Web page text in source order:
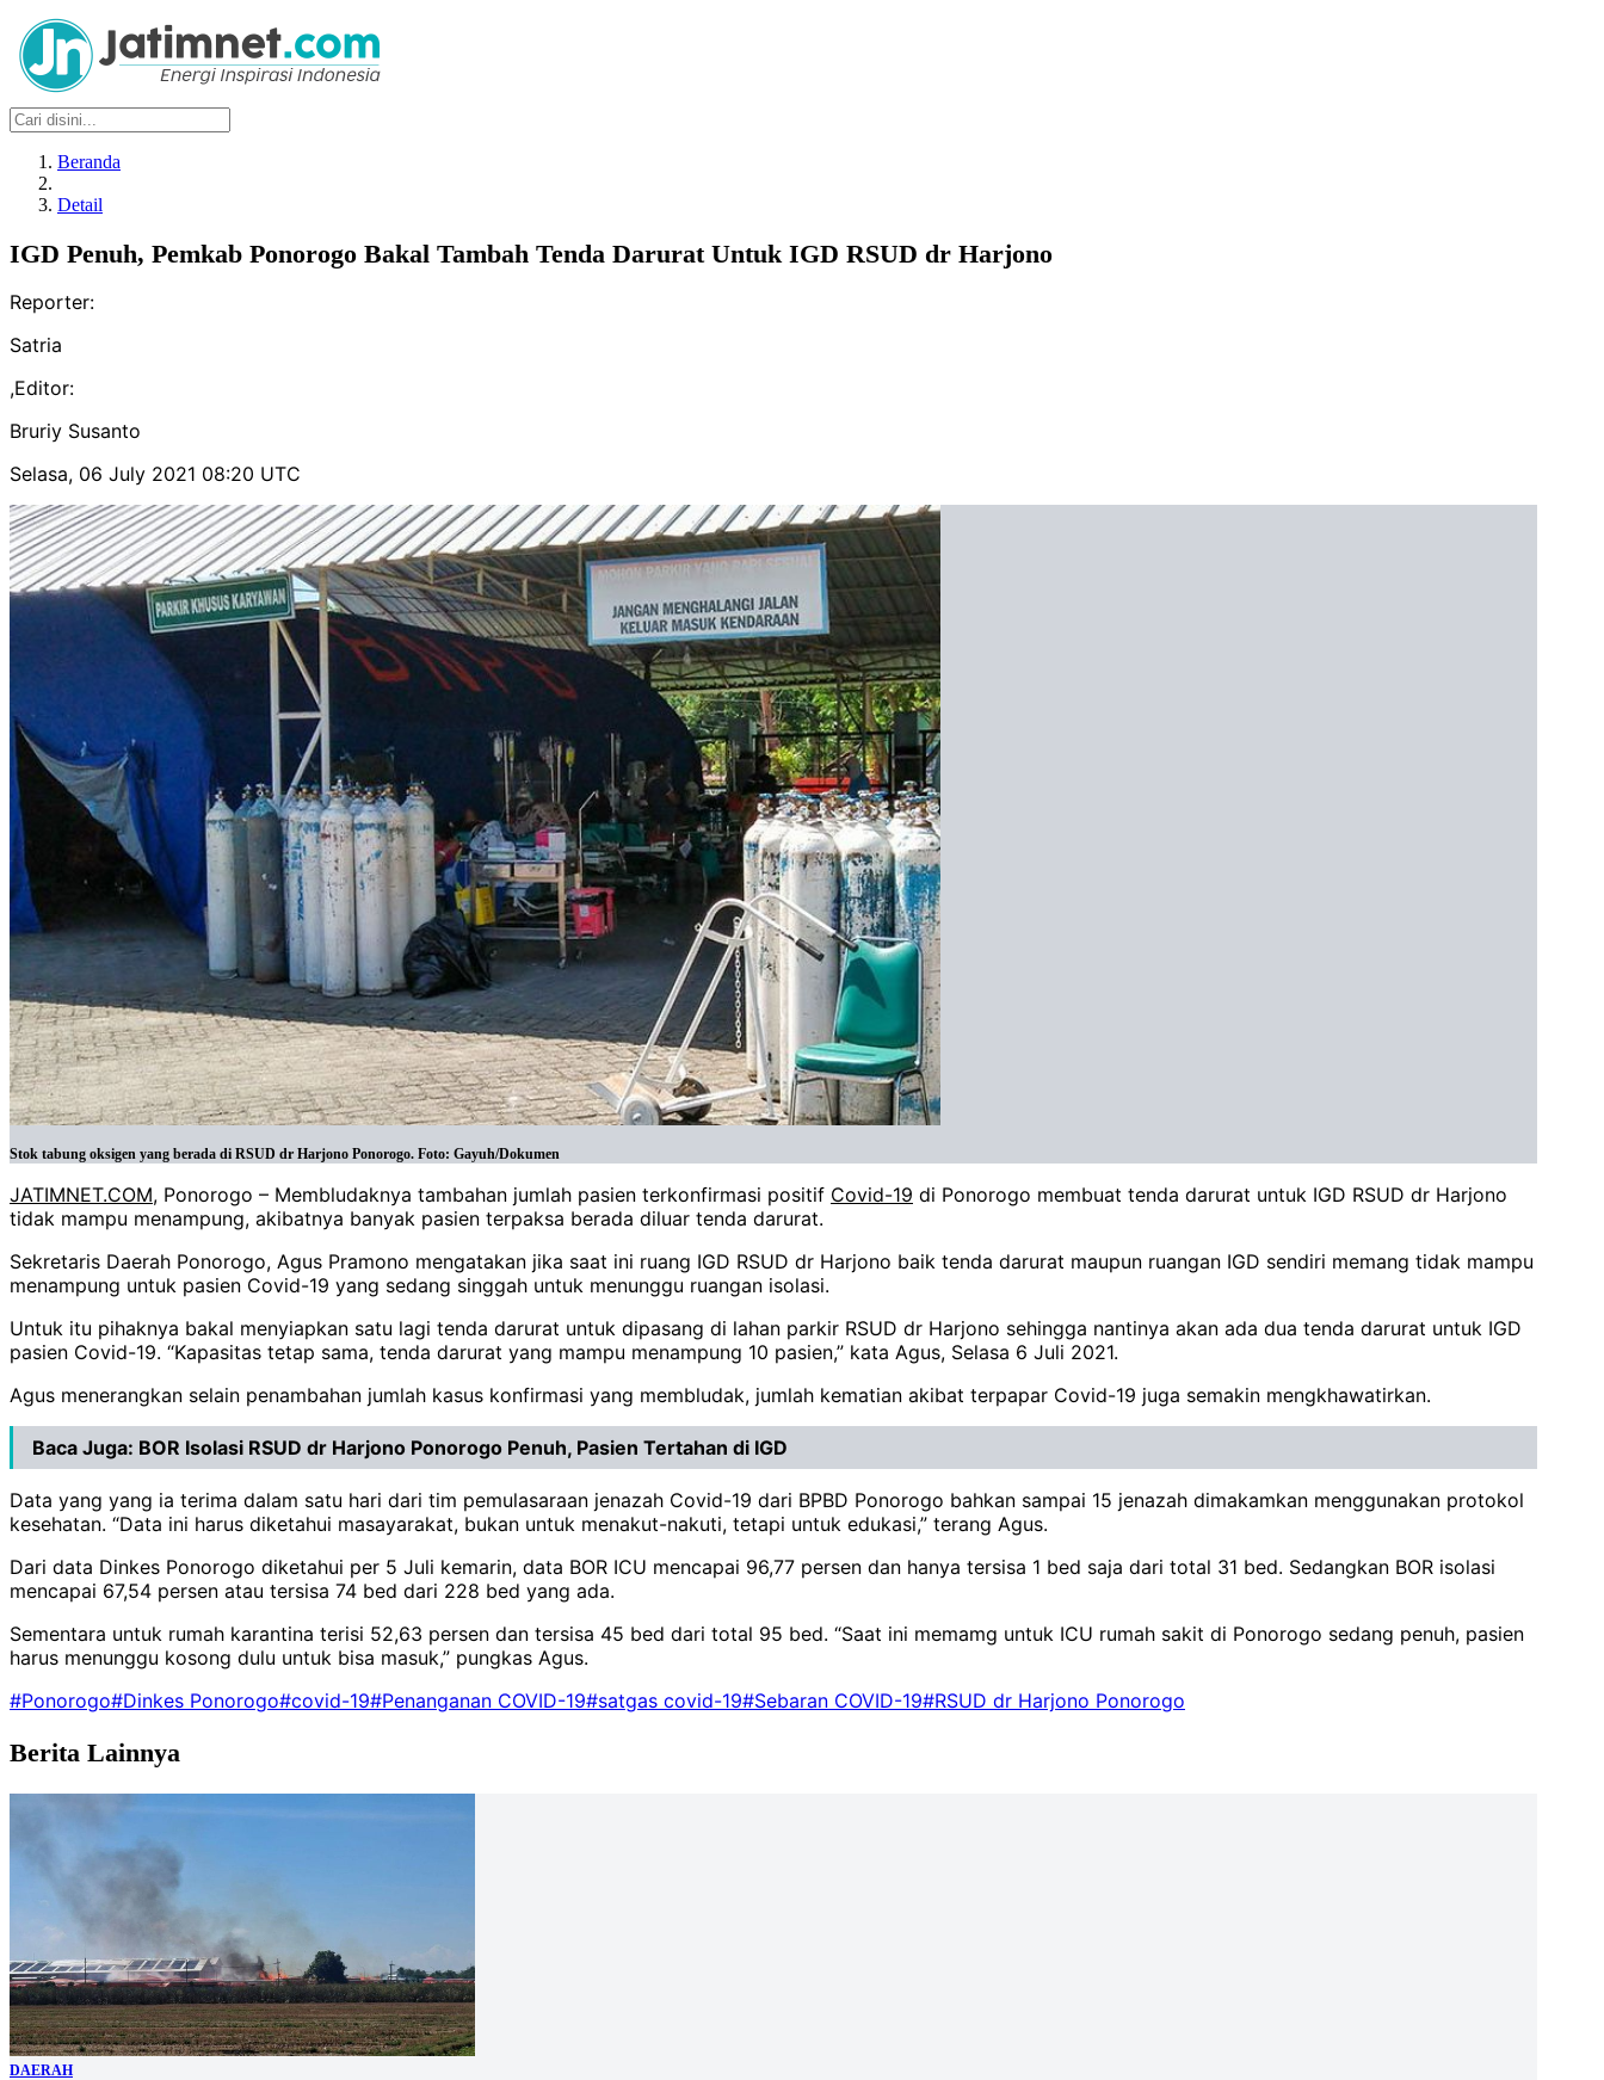
Beranda
Detail
IGD Penuh, Pemkab Ponorogo Bakal Tambah Tenda Darurat Untuk IGD RSUD dr Harjono
Reporter:
Satria
,Editor:
Bruriy Susanto
Selasa, 06 July 2021 08:20 UTC
Stok tabung oksigen yang berada di RSUD dr Harjono Ponorogo. Foto: Gayuh/Dokumen
JATIMNET.COM, Ponorogo – Membludaknya tambahan jumlah pasien terkonfirmasi positif Covid-19 di Ponorogo membuat tenda darurat untuk IGD RSUD dr Harjono
tidak mampu menampung, akibatnya banyak pasien terpaksa berada diluar tenda darurat.
Sekretaris Daerah Ponorogo, Agus Pramono mengatakan jika saat ini ruang IGD RSUD dr Harjono baik tenda darurat maupun ruangan IGD sendiri memang tidak mampu
menampung untuk pasien Covid-19 yang sedang singgah untuk menunggu ruangan isolasi.
Untuk itu pihaknya bakal menyiapkan satu lagi tenda darurat untuk dipasang di lahan parkir RSUD dr Harjono sehingga nantinya akan ada dua tenda darurat untuk IGD
pasien Covid-19. “Kapasitas tetap sama, tenda darurat yang mampu menampung 10 pasien,” kata Agus, Selasa 6 Juli 2021.
Agus menerangkan selain penambahan jumlah kasus konfirmasi yang membludak, jumlah kematian akibat terpapar Covid-19 juga semakin mengkhawatirkan.
Baca Juga: BOR Isolasi RSUD dr Harjono Ponorogo Penuh, Pasien Tertahan di IGD
Data yang yang ia terima dalam satu hari dari tim pemulasaraan jenazah Covid-19 dari BPBD Ponorogo bahkan sampai 15 jenazah dimakamkan menggunakan protokol
kesehatan. “Data ini harus diketahui masayarakat, bukan untuk menakut-nakuti, tetapi untuk edukasi,” terang Agus.
Dari data Dinkes Ponorogo diketahui per 5 Juli kemarin, data BOR ICU mencapai 96,77 persen dan hanya tersisa 1 bed saja dari total 31 bed. Sedangkan BOR isolasi
mencapai 67,54 persen atau tersisa 74 bed dari 228 bed yang ada.
Sementara untuk rumah karantina terisi 52,63 persen dan tersisa 45 bed dari total 95 bed. “Saat ini memamg untuk ICU rumah sakit di Ponorogo sedang penuh, pasien
harus menunggu kosong dulu untuk bisa masuk,” pungkas Agus.
#Ponorogo#Dinkes Ponorogo#covid-19#Penanganan COVID-19#satgas covid-19#Sebaran COVID-19#RSUD dr Harjono Ponorogo
Berita Lainnya
DAERAH